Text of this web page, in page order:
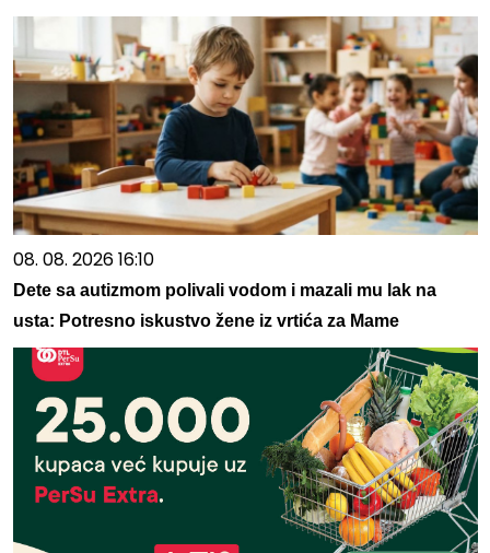
08. 08. 2026 16:10
Dete sa autizmom polivali vodom i mazali mu lak na
usta: Potresno iskustvo žene iz vrtića za Mame